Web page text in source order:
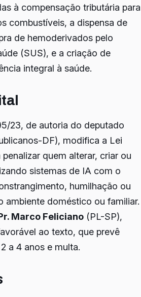
à compensação tributária para
combustíveis, a dispensa de
de hemoderivados pelo
(SUS), e a criação de
integral à saúde.
23, de autoria do deputado
DF), modifica a Lei
quem alterar, criar ou
sistemas de IA com o
humilhação ou
ambiente doméstico ou familiar.
Marco Feliciano (PL-SP),
ao texto, que prevê
a 4 anos e multa.